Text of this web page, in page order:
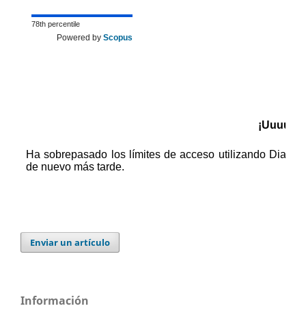
78th percentile
Powered by Scopus
Enviar un artículo
Información